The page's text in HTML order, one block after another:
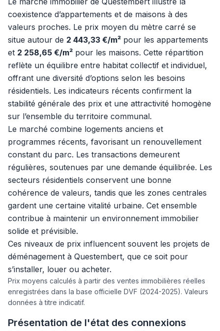
coexistence d’appartements et de maisons à des
valeurs proches. Le prix moyen du mètre carré se
situe autour de 2 443,33 €/m² pour les appartements
et 2 258,65 €/m² pour les maisons. Cette répartition
reflète un équilibre entre habitat collectif et individuel,
offrant une diversité d’options selon les besoins
résidentiels. Les indicateurs récents confirment la
stabilité générale des prix et une attractivité homogène
sur l’ensemble du territoire communal.
Le marché combine logements anciens et
programmes récents, favorisant un renouvellement
constant du parc. Les transactions demeurent
régulières, soutenues par une demande équilibrée. Les
secteurs résidentiels conservent une bonne
cohérence de valeurs, tandis que les zones centrales
gardent une certaine vitalité urbaine. Cet ensemble
contribue à maintenir un environnement immobilier
solide et prévisible.
Ces niveaux de prix influencent souvent les projets de
déménagement à Questembert, que ce soit pour
s’installer, louer ou acheter.
Prix moyens calculés à partir des ventes immobilières réelles
enregistrées dans la base officielle DVF (2024-2025). Valeurs
données à titre indicatif.
Présentation de l'état des connexions